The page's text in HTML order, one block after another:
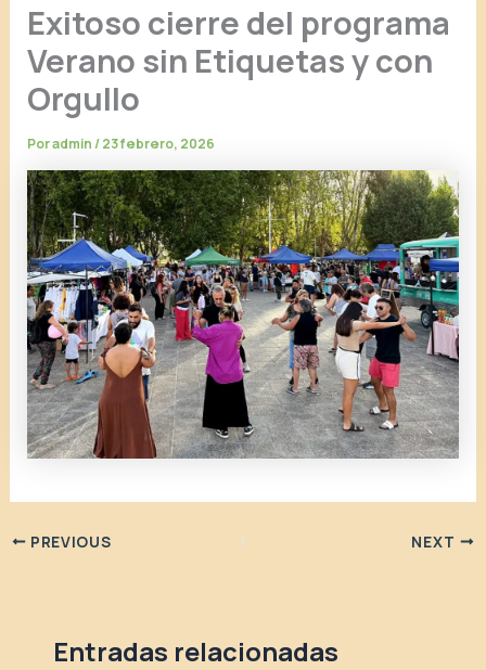
Exitoso cierre del programa
Verano sin Etiquetas y con
Orgullo
Poradmin/23 febrero, 2026
PREVIOUS NEXT
Entradas relacionadas